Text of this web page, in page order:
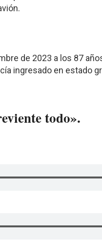
de 2023 a los 87
ingresado en estado
todo».